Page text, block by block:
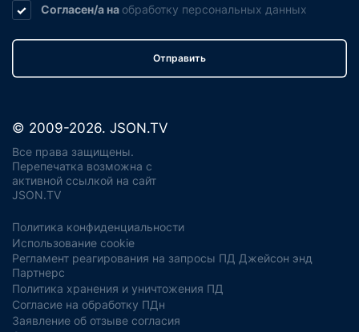
Согласен/а на обработку персональных данных
Отправить
© 2009-2026. JSON.TV
Все права защищены.
Перепечатка возможна с
активной ссылкой на сайт
JSON.TV
Политика конфиденциальности
Использование cookie
Регламент реагирования на запросы ПД Джейсон энд
Партнерс
Политика хранения и уничтожения ПД
Согласие на обработку ПДн
Заявление об отзыве согласия